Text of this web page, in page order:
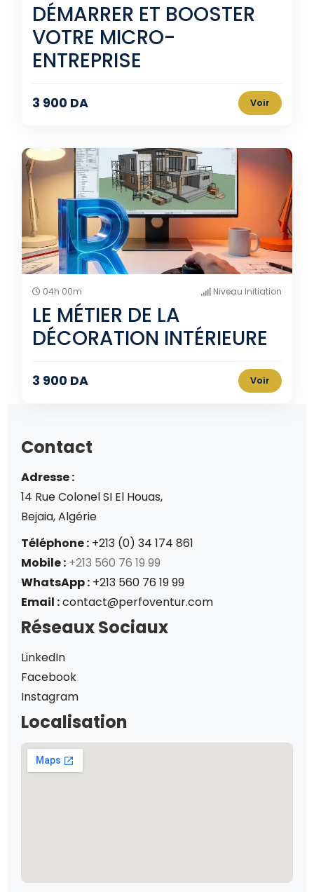
DÉMARRER ET BOOSTER
VOTRE MICRO-
ENTREPRISE
3 900 DA Voir
04h 00m Niveau Initiation
LE MÉTIER DE LA
DÉCORATION INTÉRIEURE
3 900 DA Voir
Contact
Adresse :
14 Rue Colonel SI El Houas,
Bejaia, Algérie
Téléphone : +213 (0) 34 174 861
Mobile : +213 560 76 19 99
WhatsApp : +213 560 76 19 99
Email :contact@perfoventur.com
Réseaux Sociaux
LinkedIn
Facebook
Instagram
Localisation